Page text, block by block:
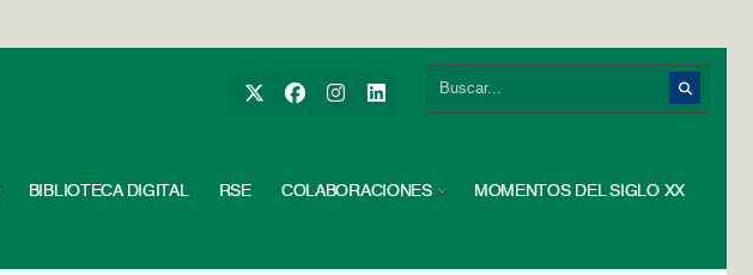
BIBLIOTECA DIGITAL RSE COLABORACIONES MOMENTOS DEL SIGLO XX